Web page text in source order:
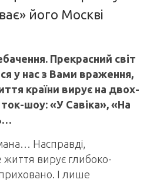
його Москві
Прекрасний світ
у нас з Вами враження,
країни вирує на двох-
шоу: «У Савіка», «На
Насправді,
життя вирує глибоко-
І лише